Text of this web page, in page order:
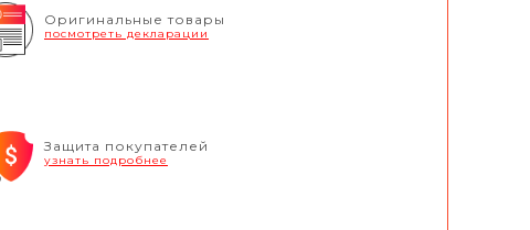
Оригинальные товары
посмотреть декларации
Защита покупателей
узнать подробнее